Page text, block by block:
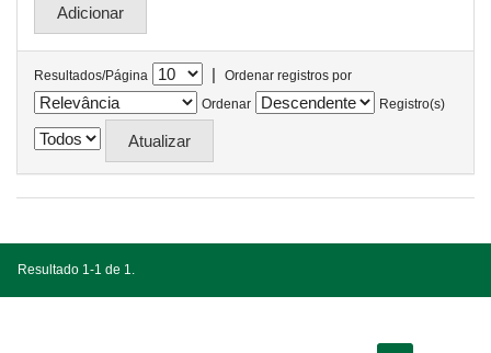
Resultados/Página |
Ordenar registros por
Ordenar
Registro(s)
Resultado 1-1 de 1.